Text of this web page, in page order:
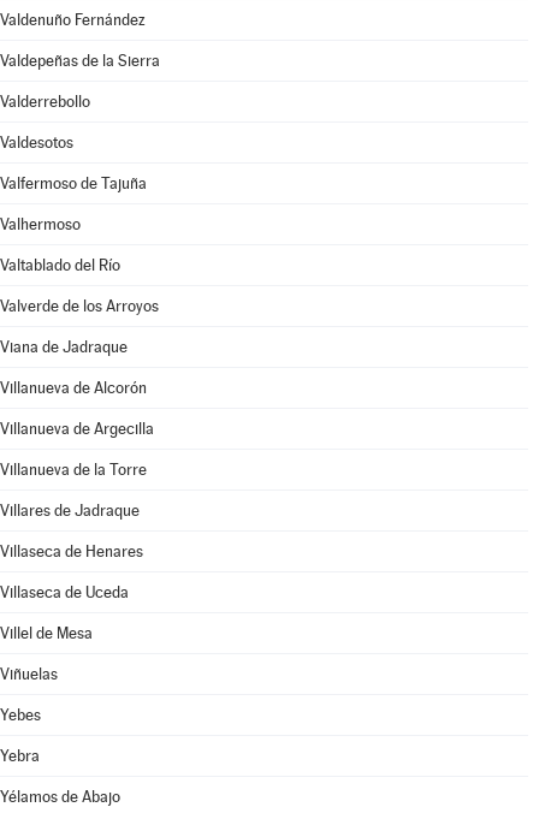
Valdenuño Fernández
Valdepeñas de la Sierra
Valderrebollo
Valdesotos
Valfermoso de Tajuña
Valhermoso
Valtablado del Río
Valverde de los Arroyos
Viana de Jadraque
Villanueva de Alcorón
Villanueva de Argecilla
Villanueva de la Torre
Villares de Jadraque
Villaseca de Henares
Villaseca de Uceda
Villel de Mesa
Viñuelas
Yebes
Yebra
Yélamos de Abajo